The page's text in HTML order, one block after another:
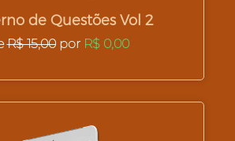
de Questões Vol 2
R$ 15,00por R$ 0,00